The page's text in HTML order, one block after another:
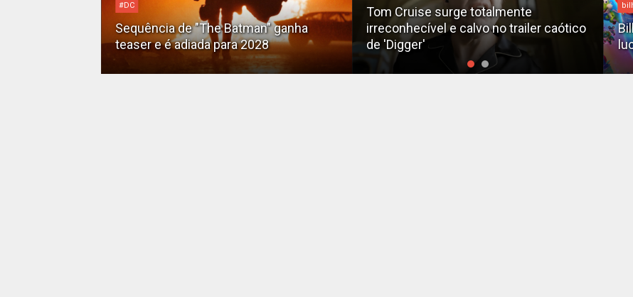
#DC
Sequência de "The Batman" ganha
teaser e é adiada para 2028
Tom Cruise surge totalmente
irreconhecível e calvo no trailer caótico
de 'Digger'